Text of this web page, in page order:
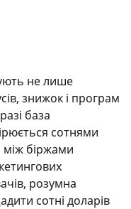
не лише
знижок і програм
база
сотнями
між біржами
розумна
сотні доларів